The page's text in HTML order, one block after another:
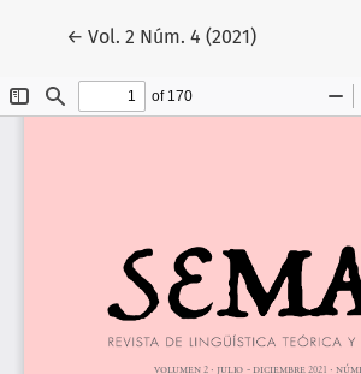
← Volver a los detalles del artículo
Vol. 2 Núm. 4 (2021)